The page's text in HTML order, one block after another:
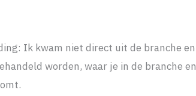
Ik kwam niet direct uit de branche en
worden, waar je in de branche en